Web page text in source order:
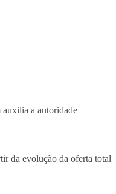
a autoridade
da evolução da oferta total